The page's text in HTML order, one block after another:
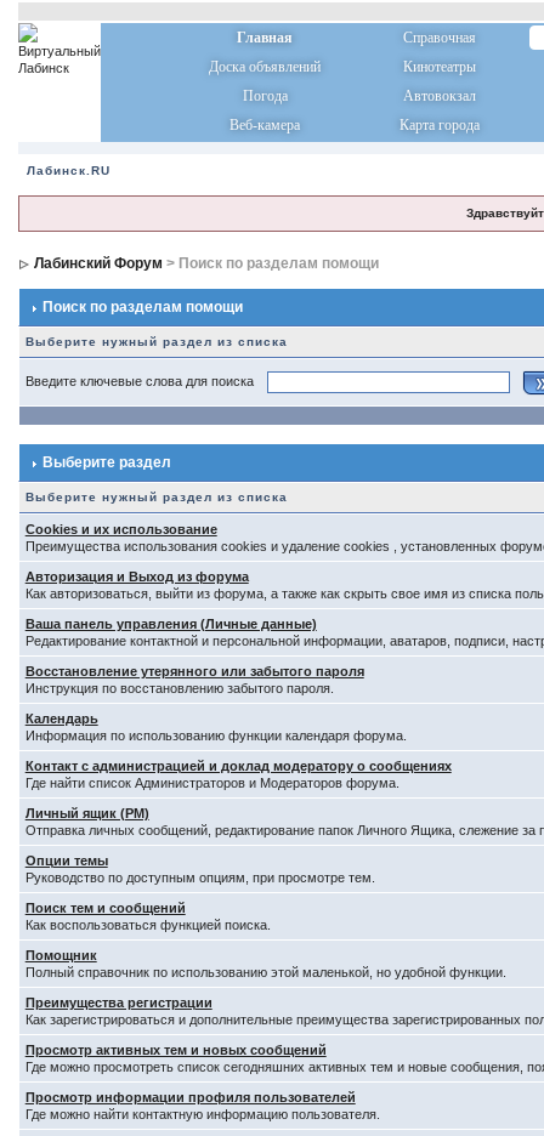
Главная
Справочная
Доска объявлений
Кинотеатры
Погода
Автовокзал
Веб-камера
Карта города
Лабинск.RU
Лабинский Форум > Поиск по разделам помощи
Поиск по разделам помощи
Выберите нужный раздел из списка
Введите ключевые слова для поиска
Выберите раздел
Выберите нужный раздел из списка
Cookies и их использование
Преимущества использования cookies и удаление cookies , установленных
Авторизация и Выход из форума
Как авторизоваться, выйти из форума, а также как скрыть свое имя из списка
Ваша панель управления (Личные данные)
Редактирование контактной и персональной информации, аватаров, подписи,
Восстановление утерянного или забытого пароля
Инструкция по восстановлению забытого пароля.
Календарь
Информация по использованию функции календаря форума.
Контакт с администрацией и доклад модератору о сообщениях
Где найти список Администраторов и Модераторов форума.
Личный ящик (PM)
Отправка личных сообщений, редактирование папок Личного Ящика, слежение
Опции темы
Руководство по доступным опциям, при просмотре тем.
Поиск тем и сообщений
Как воспользоваться функцией поиска.
Помощник
Полный справочник по использованию этой маленькой, но удобной функции.
Преимущества регистрации
Как зарегистрироваться и дополнительные преимущества зарегистрированных
Просмотр активных тем и новых сообщений
Где можно просмотреть список сегодняшних активных тем и новые сообщения,
Просмотр информации профиля пользователей
Где можно найти контактную информацию пользователя.